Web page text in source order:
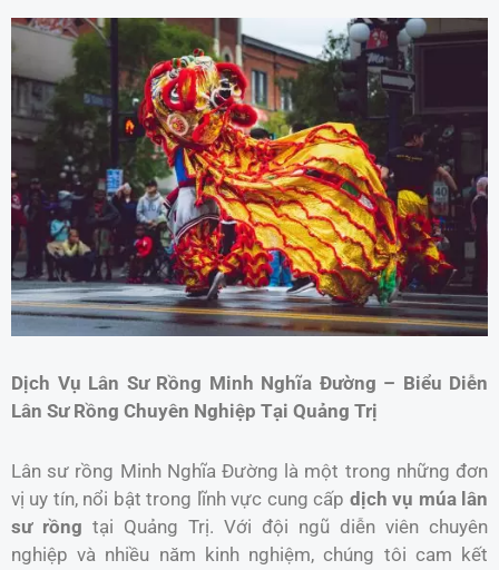
Dịch Vụ Lân Sư Rồng Minh Nghĩa Đường – Biểu Diễn
Lân Sư Rồng Chuyên Nghiệp Tại Quảng Trị
Lân sư rồng Minh Nghĩa Đường là một trong những đơn
vị uy tín, nổi bật trong lĩnh vực cung cấp dịch vụ múa lân
sư rồng tại Quảng Trị. Với đội ngũ diễn viên chuyên
nghiệp và nhiều năm kinh nghiệm, chúng tôi cam kết